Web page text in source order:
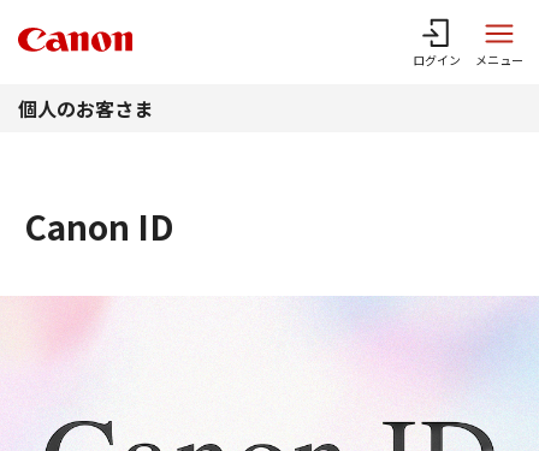
ログイン メニュー
個人のお客さま
Canon ID